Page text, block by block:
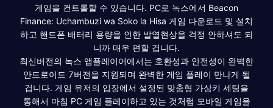
게임을 컨트롤할 수 있습니다. PC로 녹스에서 Beacon
Finance: Uchambuzi wa Soko la Hisa 게임 다운로드 및 설치
하고 핸드폰 배터리 용량을 인한 발열현상을 걱정 안하셔도 되
니까 매우 편할 겁니다.
최신버전의 녹스 앱플레이어에서는 호환성과 안전성이 완벽한
안드로이드 7버전을 지원되며 완벽한 게임 플레이 만나게 될
겁니다. 게임 유저의 입장에서 설정된 맞춤형 가상키 세팅을
통해서 마침 PC 게임 플레이하고 있는 것처럼 모바일 게임을